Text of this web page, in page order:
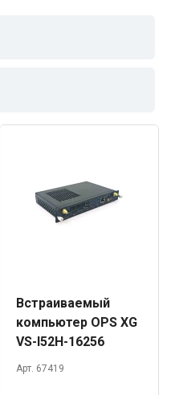
Встраиваемый
компьютер OPS XG
VS-I52H-16256
Арт. 67419